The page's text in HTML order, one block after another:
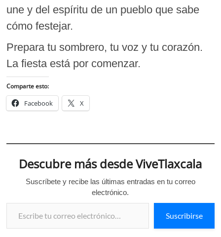
une y del espíritu de un pueblo que sabe
cómo festejar.
Prepara tu sombrero, tu voz y tu corazón.
La fiesta está por comenzar.
Comparte esto:
Facebook X
Descubre más desde ViveTlaxcala
Suscríbete y recibe las últimas entradas en tu correo
electrónico.
Escribe tu correo electrónico…
Suscribirse